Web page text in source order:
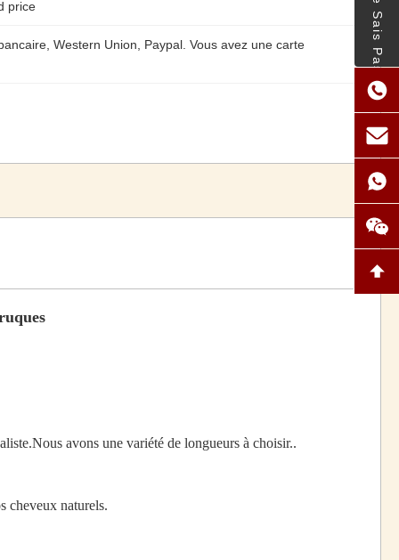
price
Western Union, Paypal. Vous avez une carte
avons une variété de longueurs à choisir..
cheveux naturels.